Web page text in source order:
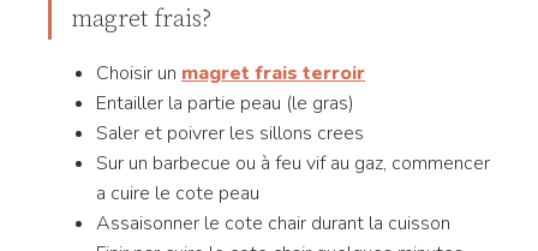
magret frais?
Choisir un magret frais terroir
Entailler la partie peau (le gras)
Saler et poivrer les sillons crees
Sur un barbecue ou à feu vif au gaz, commencer
a cuire le cote peau
Assaisonner le cote chair durant la cuisson